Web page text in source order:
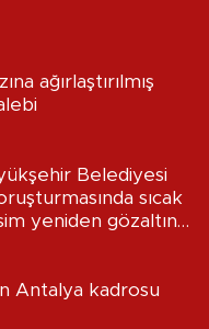
ağırlaştırılmış
Belediyesi
sıcak
yeniden gözaltına
Antalya kadrosu